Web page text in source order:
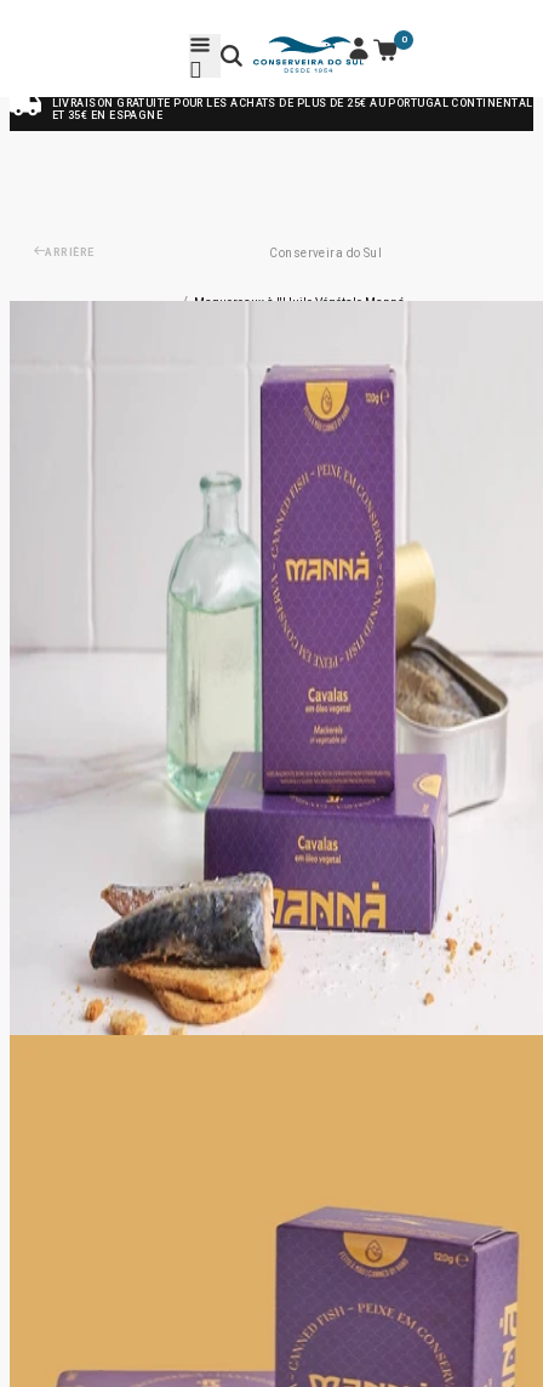
0
LIVRAISON GRATUITE POUR LES ACHATS DE PLUS DE 25€ AU PORTUGAL CONTINENTAL
ET 35€ EN ESPAGNE
ARRIÈRE Conserveira do Sul
/ Maquereaux à l'Huile Végétale Manná